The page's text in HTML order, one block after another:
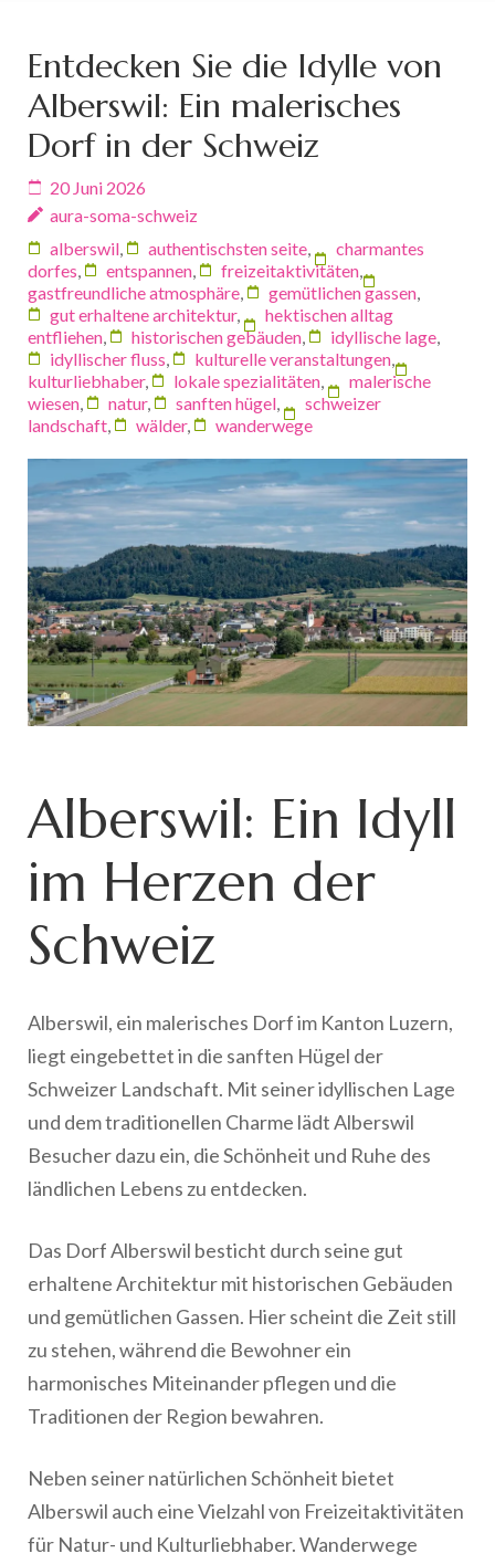
Entdecken Sie die Idylle von
Alberswil: Ein malerisches
Dorf in der Schweiz
20 Juni 2026
aura-soma-schweiz
alberswil
authentischsten seite
charmantes
dorfes
entspannen freizeitaktivitäten
gastfreundliche atmosphäre
gemütlichen gassen
gut erhaltene architektur,
hektischen alltag
entfliehen
historischen gebäuden idyllische lage
idyllischer fluss
kulturelle veranstaltungen
kulturliebhaber, lokale spezialitäten
malerische
wiesen
natur, sanften hügel
schweizer
landschaft
wälder, wanderwege
Alberswil: Ein Idyll
im Herzen der
Schweiz
Alberswil, ein malerisches Dorf im Kanton Luzern,
liegt eingebettet in die sanften Hügel der
Schweizer Landschaft. Mit seiner idyllischen Lage
und dem traditionellen Charme lädt Alberswil
Besucher dazu ein, die Schönheit und Ruhe des
ländlichen Lebens zu entdecken.
Das Dorf Alberswil besticht durch seine gut
erhaltene Architektur mit historischen Gebäuden
und gemütlichen Gassen. Hier scheint die Zeit still
zu stehen, während die Bewohner ein
harmonisches Miteinander pflegen und die
Traditionen der Region bewahren.
Neben seiner natürlichen Schönheit bietet
Alberswil auch eine Vielzahl von Freizeitaktivitäten
für Natur- und Kulturliebhaber. Wanderwege